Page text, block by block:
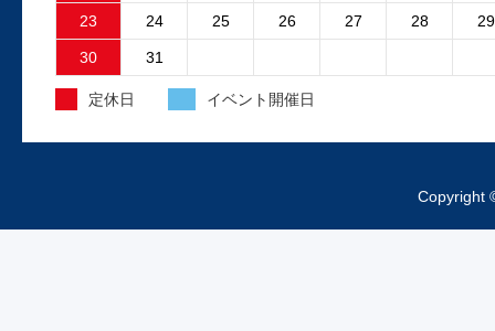
外装工事中のお知らせ
昨日より、工場の外装工事が始まっており
23 24 25 26 27 28 29
30 31
定休日 イベント開催日
Copyright